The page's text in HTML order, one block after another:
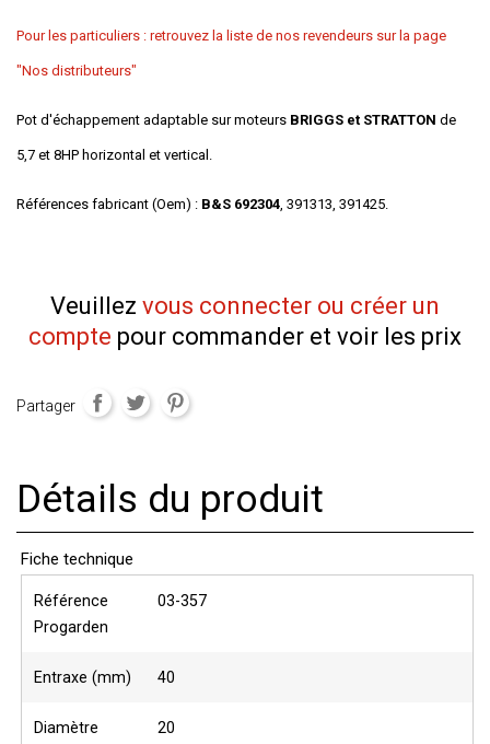
Pour les particuliers : retrouvez la liste de nos revendeurs sur la page
"Nos distributeurs"
Pot d'échappement adaptable sur moteurs BRIGGS et STRATTON de
5,7 et 8HP horizontal et vertical.
Références fabricant (Oem) : B&S 692304, 391313, 391425.
Veuillez vous connecter ou créer un
compte pour commander et voir les prix
Partager
Détails du produit
Fiche technique
Référence
Progarden
03-357
Entraxe (mm) 40
Diamètre
20